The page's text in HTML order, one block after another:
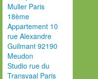
Muller Paris
18ème
Appartement 10
rue Alexandre
Guilmant 92190
Meudon
Studio rue du
Transvaal Paris